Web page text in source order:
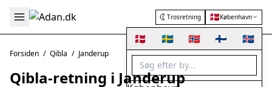
Trosretning 🇩🇰København
🇩🇰 🇸🇪 🇳🇴 🇫🇮 🇮🇸
Forsiden / Qibla / Janderup
Qibla-retning i Janderup